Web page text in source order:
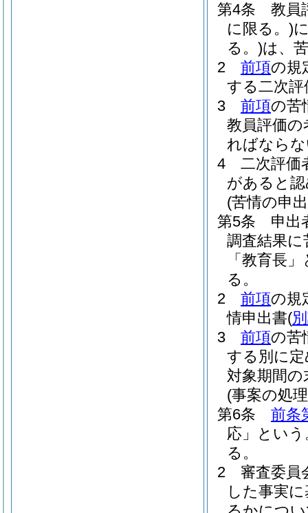
第4条
教員
に限る。)
る。)は、
2
前項の規
する二次
3
前項の苦
教員評価
ればなら
4
二次評価
があると
(苦情の申
第5条
申出
調査結果
「教育長
る。
2
前項の規
情申出書(
3
前項の苦
する別に
対象期間
(事案の処
第6条
前条
応」という
る。
2
審査委員
した事実